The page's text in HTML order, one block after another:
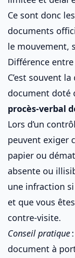
Ce sont donc
documents
le mouvement,
Différence
C’est souvent
document doté
procès-verbal
Lors d’un
peuvent exiger
papier ou
absente ou
une infraction
et que vous
contre-visite.
Conseil pratique
document à